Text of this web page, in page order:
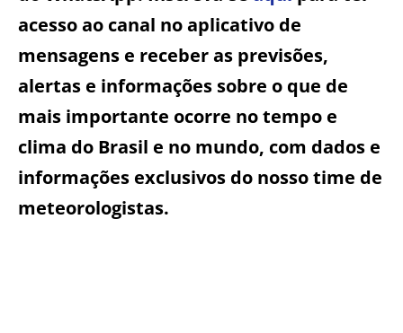
acesso ao canal no aplicativo de
mensagens e receber as previsões,
alertas e informações sobre o que de
mais importante ocorre no tempo e
clima do Brasil e no mundo, com dados e
informações exclusivos do nosso time de
meteorologistas.